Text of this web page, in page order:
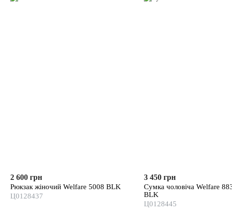
2 600 грн
Рюкзак жіночий Welfare 5008 BLK
Ц0128437
3 450 грн
Сумка чоловіча Welfare
BLK
Ц0128445